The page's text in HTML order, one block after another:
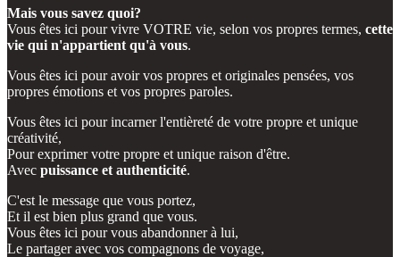
Mais vous savez quoi?
Vous êtes ici pour vivre VOTRE vie, selon vos propres termes, cette
vie qui n'appartient qu'à vous.
Vous êtes ici pour avoir vos propres et originales pensées, vos
propres émotions et vos propres paroles.
Vous êtes ici pour incarner l'entièreté de votre propre et unique
créativité,
Pour exprimer votre propre et unique raison d'être.
Avec puissance et authenticité.
C'est le message que vous portez,
Et il est bien plus grand que vous.
Vous êtes ici pour vous abandonner à lui,
Le partager avec vos compagnons de voyage,